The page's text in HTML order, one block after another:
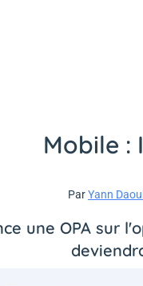
Mobile :
ParYann
une OPA sur